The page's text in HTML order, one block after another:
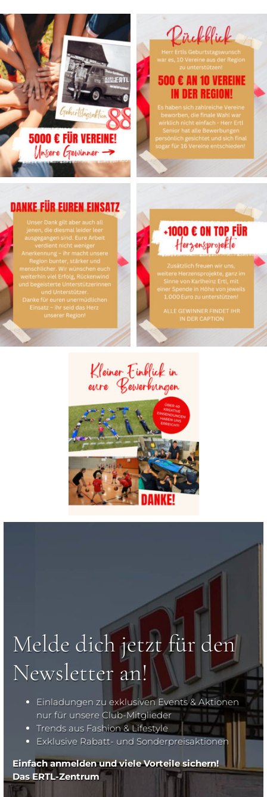
Melde dich jetzt für den
Newsletter an!
Einladungen zu exklusiven Events & Aktionen
nur für unsere Club-Mitglieder
Trends aus Fashion & Lifestyle
Exklusive Rabatt- und Sonderpreisaktionen
Einfach anmelden und viele Vorteile sichern!
Das ERTL-Zentrum